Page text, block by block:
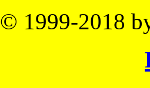
© 1999-2018